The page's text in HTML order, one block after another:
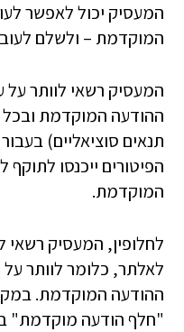
המעסיק יכול לאפשר
המוקדמת – ולשלם
המעסיק רשאי לוותר
ההודעה המוקדמת
תנאים סוציאליים)
הפיטורים ייכנסו
המוקדמת.
לחלופין, המעסיק
לאלתר, כלומר לוותר
ההודעה המוקדמת.
"חלף הודעה מוקדמת"